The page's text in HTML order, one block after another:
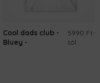
Cool dads club -
Bluey
5990 Ft-
tól